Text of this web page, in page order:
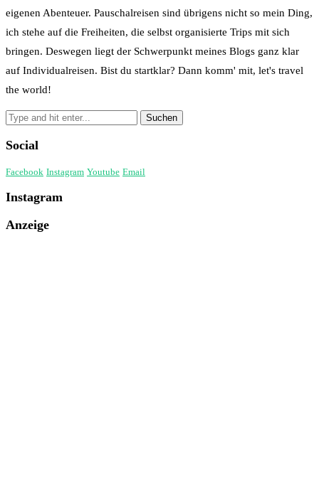
eigenen Abenteuer. Pauschalreisen sind übrigens nicht so mein Ding,
ich stehe auf die Freiheiten, die selbst organisierte Trips mit sich
bringen. Deswegen liegt der Schwerpunkt meines Blogs ganz klar
auf Individualreisen. Bist du startklar? Dann komm' mit, let's travel
the world!
Social
Facebook Instagram Youtube Email
Instagram
Anzeige